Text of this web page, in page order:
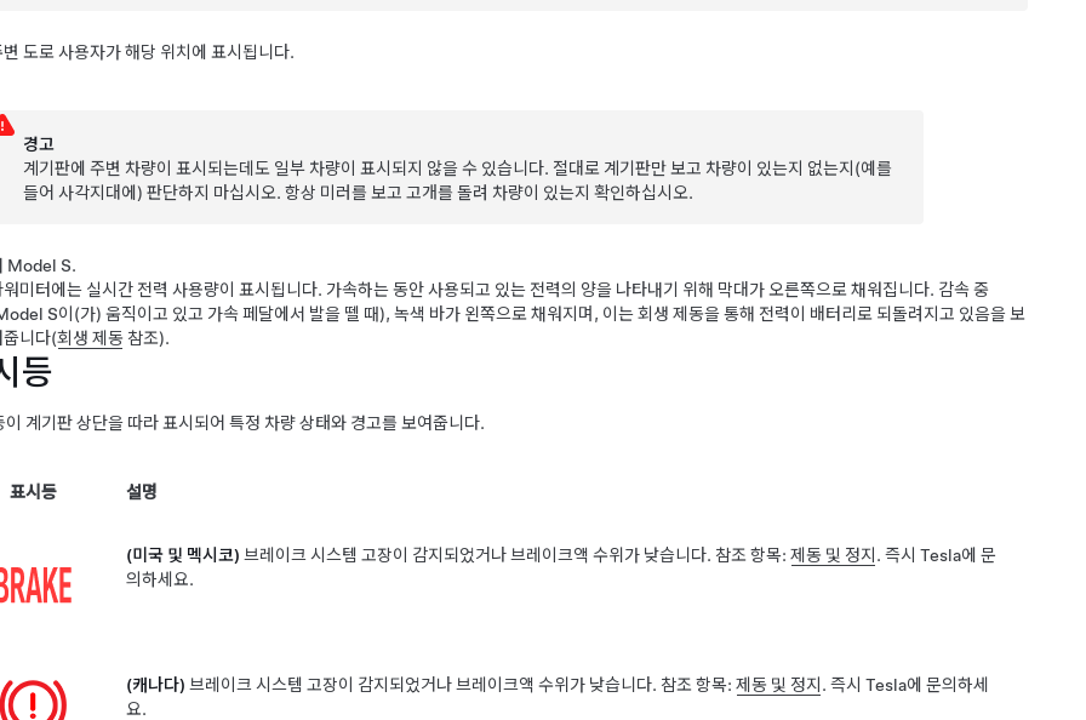
변 도로 사용자가 해당 위치에 표시됩니다.
경고
계기판에 주변 차량이 표시되는데도 일부 차량이 표시되지 않을 수 있습니다. 절대로 계기판만 보고 차량이 있는지 없는지(예를
들어 사각지대에) 판단하지 마십시오. 항상 미러를 보고 고개를 돌려 차량이 있는지 확인하십시오.
Model S.
워미터에는 실시간 전력 사용량이 표시됩니다. 가속하는 동안 사용되고 있는 전력의 양을 나타내기 위해 막대가 오른쪽으로 채워집니다. 감속 중
S이(가) 움직이고 있고 가속 페달에서 발을 뗄 때), 녹색 바가 왼쪽으로 채워지며, 이는 회생 제동을 통해 전력이 배터리로 되돌려지고 있음을 보
줍니다(회생 제동 참조).
등
이 계기판 상단을 따라 표시되어 특정 차량 상태와 경고를 보여줍니다.
표시등 설명
(미국 및 멕시코) 브레이크 시스템 고장이 감지되었거나 브레이크액 수위가 낮습니다. 참조 항목: 제동 및 정지 . 즉시 Tesla에 문
의하세요.
(캐나다) 브레이크 시스템 고장이 감지되었거나 브레이크액 수위가 낮습니다. 참조 항목: 제동 및 정지 . 즉시 Tesla에 문의하세
요.